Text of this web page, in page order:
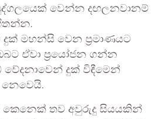
වෙන්න දඟලනවානම්
මහන්සි වෙන ප්‍රමාණයට
ඒවා ප්‍රයෝජන ගන්න
වේදනාවෙන් දුක් විඳීමෙන්
නෙවෙයි.
කෙනෙක් තව අවුරුදු සියයකින්